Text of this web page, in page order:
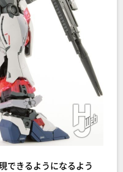
できるようになるよう